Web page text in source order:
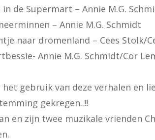
in de Supermart – Annie M.G.
– Annie M.G. Schmidt
naar dromenland – Cees Stolk/
Annie M.G. Schmidt/Cor
het gebruik van deze verhalen en
gekregen..!!
en zijn twee muzikale vrienden